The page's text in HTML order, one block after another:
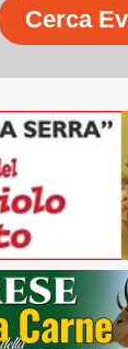
Cerca